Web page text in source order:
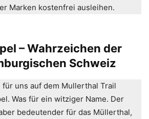
Marken kostenfrei ausleihen.
– Wahrzeichen der
Schweiz
uns auf dem Mullerthal Trail
Was für ein witziger Name. Der
bedeutender für das Müllerthal,